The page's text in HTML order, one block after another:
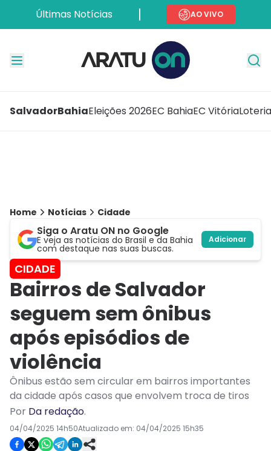
Últimas Notícias AO VIVO
SalvadorBahiaEleições 2026EC BahiaEC Vitória
Home Notícias Cidade
Siga o Aratu ON no Google
E veja as notícias do Brasil e da Bahia
com destaque nas suas buscas.
Adicionar
CIDADE
Bairros de Salvador
seguem sem ônibus
após episódios de
violência
Ônibus estão sem circular em bairros importantes
da cidade após casos que envolvem troca de tiros
Por Da redação.
04/04/2025 14h50Atualizado em: 04/04/2025 15h35